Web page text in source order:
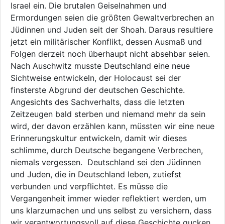
Israel ein. Die brutalen Geiselnahmen und
Ermordungen seien die größten Gewaltverbrechen an
Jüdinnen und Juden seit der Shoah. Daraus resultiere
jetzt ein militärischer Konflikt, dessen Ausmaß und
Folgen derzeit noch überhaupt nicht absehbar seien.
Nach Auschwitz musste Deutschland eine neue
Sichtweise entwickeln, der Holocaust sei der
finsterste Abgrund der deutschen Geschichte.
Angesichts des Sachverhalts, dass die letzten
Zeitzeugen bald sterben und niemand mehr da sein
wird, der davon erzählen kann, müssten wir eine neue
Erinnerungskultur entwickeln, damit wir dieses
schlimme, durch Deutsche begangene Verbrechen,
niemals vergessen. Deutschland sei den Jüdinnen
und Juden, die in Deutschland leben, zutiefst
verbunden und verpflichtet. Es müsse die
Vergangenheit immer wieder reflektiert werden, um
uns klarzumachen und uns selbst zu versichern, dass